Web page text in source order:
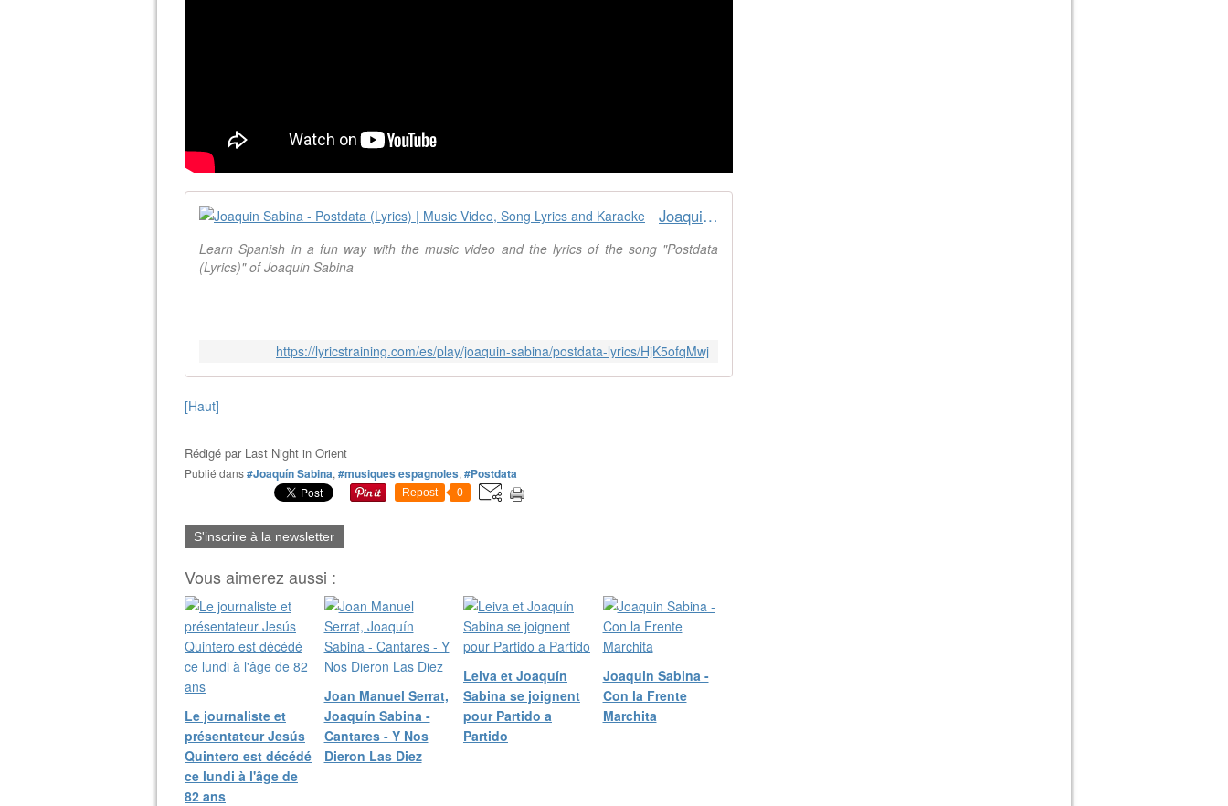
Joaquin Sabina - Postdata (Lyrics) | Music Video, Song Lyrics and Karaoke
Learn Spanish in a fun way with the music video and the lyrics of the song "Postdata
(Lyrics)" of Joaquin Sabina
https://lyricstraining.com/es/play/joaquin-sabina/postdata-lyrics/HjK5ofqMwj
[Haut]
Rédigé par Last Night in Orient
Publié dans#Joaquín Sabina, #musiques espagnoles, #Postdata
Repost 0
S'inscrire à la newsletter
Vous aimerez aussi :
Le journaliste et
présentateur Jesús
Quintero est décédé
ce lundi à l'âge de
82 ans
Joan Manuel Serrat,
Joaquín Sabina -
Cantares - Y Nos
Dieron Las Diez
Leiva et Joaquín
Sabina se joignent
pour Partido a
Partido
Joaquin Sabina -
Con la Frente
Marchita